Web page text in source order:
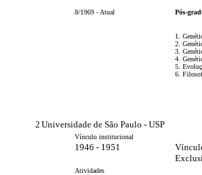
8/1969 - Atual Pós-
1.
2.
3.
4.
5.
6.
2 Universidade de São Paulo - USP
Vínculo institucional
1946 - 1951
Atividades